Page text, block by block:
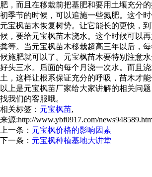
肥，而且在移栽前把基肥和要用土壤充分
初季节的时候，可以追施一些氮肥。这个
元宝枫苗木恢复树势。让它能长的更快，
候，要给元宝枫苗木浇水。这个时候可以
粪等。当元宝枫苗木移栽超高三年以后，
候施肥就可以了。元宝枫苗木要特别注意
好头三水。后面的每个月浇一次水。而且
土，这样让根系保证充分的呼吸，苗木才能
以上是元宝枫苗厂家给大家讲解的相关问
找我们的客服哦。
相关标签： 元宝枫苗,
来源:http://www.ybf0917.com/
上一条： 元宝枫价格的影响因素
下一条： 元宝枫种植基地大讲堂